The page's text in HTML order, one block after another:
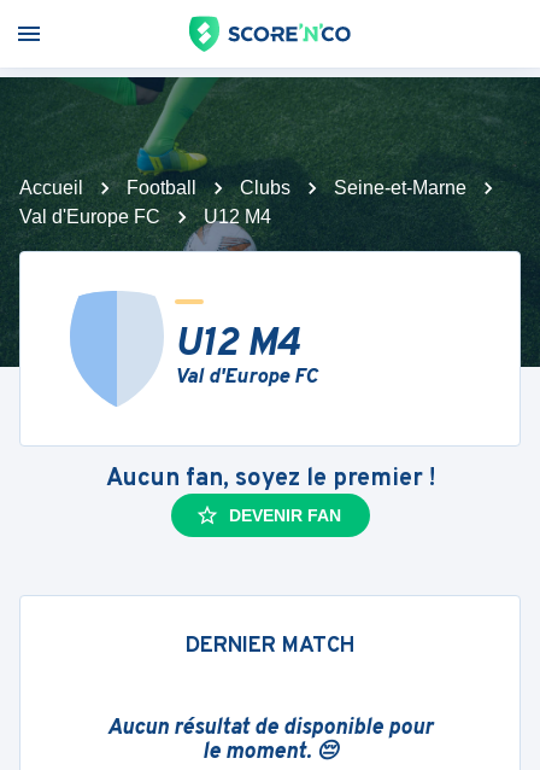
Accueil Football Clubs
Seine-et-Marne
Val d'Europe FC
U12 M4
U12 M4
Val d'Europe FC
Aucun fan, soyez le premier !
DEVENIR FAN
DERNIER MATCH
Aucun résultat de disponible pour
le moment. 😔